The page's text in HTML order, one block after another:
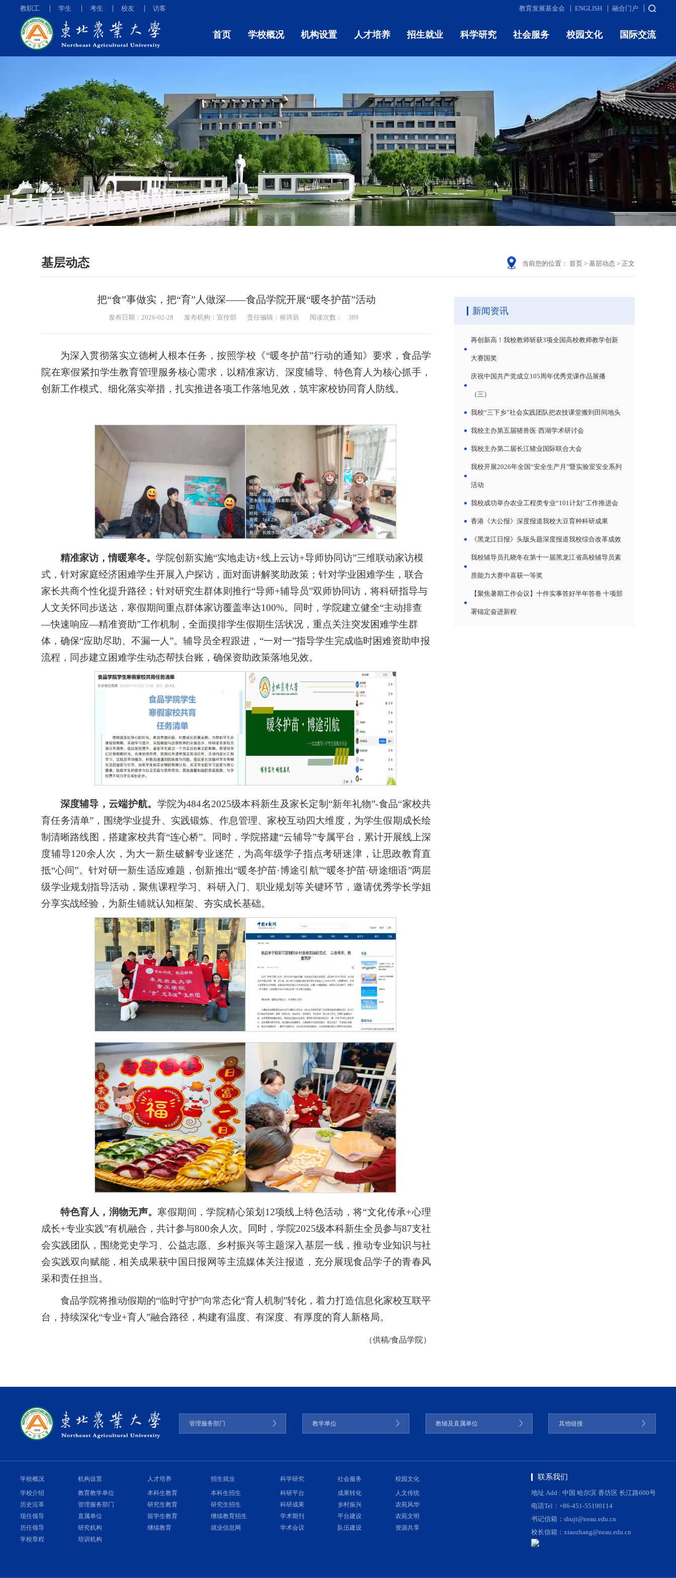
教职工 学生 考生 校友 访客 教育发展基金会 ENGLISH 融合门户
首页 学校概况 机构设置 人才培养 招生就业 科学研究 社会服务 校园文化 国际交流
基层动态 当前您的位置： 首页 > 基层动态 > 正文
把“食”事做实，把“育”人做深——食品学院开展“暖冬护苗”活动
发布日期：2026-02-28 发布机构：宣传部 责任编辑：侯诗辰 阅读次数： 389
为深入贯彻落实立德树人根本任务，按照学校《“暖冬护苗”行动的通知》要求，食品学
院在寒假紧扣学生教育管理服务核心需求，以精准家访、深度辅导、特色育人为核心抓手，
创新工作模式、细化落实举措，扎实推进各项工作落地见效，筑牢家校协同育人防线。
精准家访，情暖寒冬。 学院创新实施“实地走访+线上云访+导师协同访”三维联动家访模
式，针对家庭经济困难学生开展入户探访，面对面讲解奖助政策；针对学业困难学生，联合
家长共商个性化提升路径；针对研究生群体则推行“导师+辅导员”双师协同访，将科研指导与
人文关怀同步送达，寒假期间重点群体家访覆盖率达100%。同时，学院建立健全“主动排查
—快速响应—精准资助”工作机制，全面摸排学生假期生活状况，重点关注突发困难学生群
体，确保“应助尽助、不漏一人”。辅导员全程跟进，“一对一”指导学生完成临时困难资助申报
流程，同步建立困难学生动态帮扶台账，确保资助政策落地见效。
深度辅导，云端护航。 学院为484名2025级本科新生及家长定制“新年礼物”-食品“家校共
育任务清单”，围绕学业提升、实践锻炼、作息管理、家校互动四大维度，为学生假期成长绘
制清晰路线图，搭建家校共育“连心桥”。同时，学院搭建“云辅导”专属平台，累计开展线上深
度辅导120余人次，为大一新生破解专业迷茫，为高年级学子指点考研迷津，让思政教育直
抵“心间”。针对研一新生适应难题，创新推出“暖冬护苗·博途引航”“暖冬护苗·研途细语”两层
级学业规划指导活动，聚焦课程学习、科研入门、职业规划等关键环节，邀请优秀学长学姐
分享实战经验，为新生铺就认知框架、夯实成长基础。
特色育人，润物无声。 寒假期间，学院精心策划12项线上特色活动，将“文化传承+心理
成长+专业实践”有机融合，共计参与800余人次。同时，学院2025级本科新生全员参与87支社
会实践团队，围绕党史学习、公益志愿、乡村振兴等主题深入基层一线，推动专业知识与社
会实践双向赋能，相关成果获中国日报网等主流媒体关注报道，充分展现食品学子的青春风
采和责任担当。
食品学院将推动假期的“临时守护”向常态化“育人机制”转化，着力打造信息化家校互联平
台，持续深化“专业+育人”融合路径，构建有温度、有深度、有厚度的育人新格局。
（供稿/食品学院）
新闻资讯
再创新高！我校教师斩获3项全国高校教师教学创新
大赛国奖
庆祝中国共产党成立105周年优秀党课作品展播
（三）
我校“三下乡”社会实践团队把农技课堂搬到田间地头
我校主办第五届猪兽医·西湖学术研讨会
我校主办第二届长江猪业国际联合大会
我校开展2026年全国“安全生产月”暨实验室安全系列
活动
我校成功举办农业工程类专业“101计划”工作推进会
香港《大公报》深度报道我校大豆育种科研成果
《黑龙江日报》头版头题深度报道我校综合改革成效
我校辅导员孔晓冬在第十一届黑龙江省高校辅导员素
质能力大赛中喜获一等奖
【聚焦暑期工作会议】十件实事答好半年答卷 十项部
署锚定奋进新程
管理服务部门 教学单位 教辅及直属单位 其他链接
学校概况
学校介绍
历史沿革
现任领导
历任领导
学校章程
机构设置
教育教学单位
管理服务部门
直属单位
研究机构
培训机构
人才培养
本科生教育
研究生教育
留学生教育
继续教育
招生就业
本科生招生
研究生招生
继续教育招生
就业信息网
科学研究
科研平台
科研成果
学术期刊
学术会议
社会服务
成果转化
乡村振兴
平台建设
队伍建设
校园文化
人文传统
农苑风华
农苑文明
资源共享
联系我们
地址 Add : 中国 哈尔滨 香坊区 长江路600号
电话Tel：+86-451-55190114
书记信箱：shuji@neau.edu.cn
校长信箱：xiaozhang@neau.edu.cn